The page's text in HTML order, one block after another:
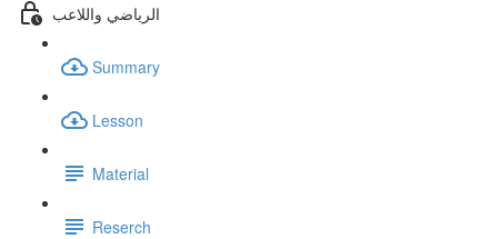
الرياضي واللاعب
Summary
Lesson
Material
Reserch